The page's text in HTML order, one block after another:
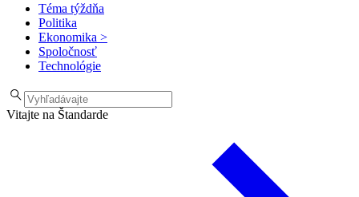
Téma týždňa
Politika
Ekonomika >
Spoločnosť
Technológie
Vitajte na Štandarde